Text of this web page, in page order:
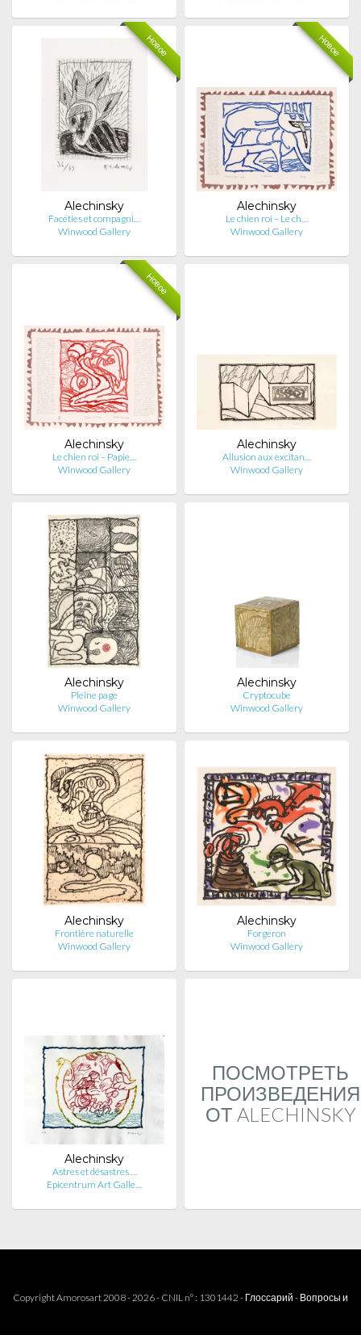
Новое
Alechinsky
Facéties et compagni…
Winwood Gallery
Новое
Alechinsky
Le chien roi – Le ch…
Winwood Gallery
Новое
Alechinsky
Le chien roi – Papie…
Winwood Gallery
Alechinsky
Allusion aux excitan…
Winwood Gallery
Alechinsky
Pleine page
Winwood Gallery
Alechinsky
Cryptocube
Winwood Gallery
Alechinsky
Frontière naturelle
Winwood Gallery
Alechinsky
Forgeron
Winwood Gallery
Alechinsky
Astres et désastres …
Epicentrum Art Galle…
ПОСМОТРЕТЬ
ПРОИЗВЕДЕНИЯ
ОТ ALECHINSKY
Copyright Amorosart 2008 - 2026 - CNIL n° : 1301442 - Глоссарий - Вопросы и